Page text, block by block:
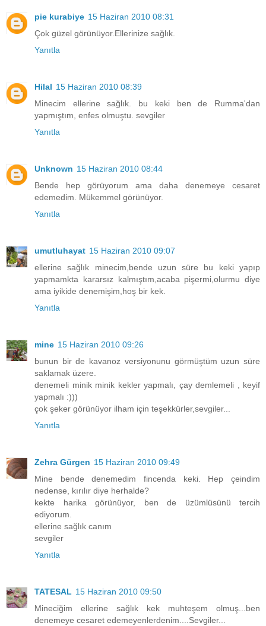
pie kurabiye 15 Haziran 2010 08:31
Çok güzel görünüyor.Ellerinize sağlık.
Yanıtla
Hilal 15 Haziran 2010 08:39
Minecim ellerine sağlık. bu keki ben de Rumma'dan
yapmıştım, enfes olmuştu. sevgiler
Yanıtla
Unknown 15 Haziran 2010 08:44
Bende hep görüyorum ama daha denemeye cesaret
edemedim. Mükemmel görünüyor.
Yanıtla
umutluhayat 15 Haziran 2010 09:07
ellerine sağlık minecim,bende uzun süre bu keki yapıp
yapmamkta kararsız kalmıştım,acaba pişermi,olurmu diye
ama iyikide denemişim,hoş bir kek.
Yanıtla
mine 15 Haziran 2010 09:26
bunun bir de kavanoz versiyonunu görmüştüm uzun süre
saklamak üzere.
denemeli minik minik kekler yapmalı, çay demlemeli , keyif
yapmalı :)))
çok şeker görünüyor ilham için teşekkürler,sevgiler...
Yanıtla
Zehra Gürgen 15 Haziran 2010 09:49
Mine bende denemedim fincenda keki. Hep çeindim
nedense, kırılır diye herhalde?
kekte harika görünüyor, ben de üzümlüsünü tercih
ediyorum.
ellerine sağlık canım
sevgiler
Yanıtla
TATESAL 15 Haziran 2010 09:50
Mineciğim ellerine sağlık kek muhteşem olmuş...ben
denemeye cesaret edemeyenlerdenim....Sevgiler...